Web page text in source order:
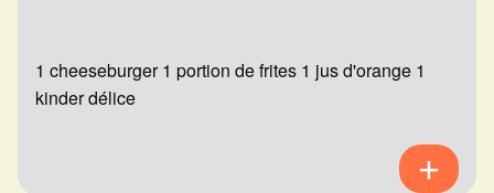
1 cheeseburger 1 portion de frites 1 jus d'orange 1
kinder délice